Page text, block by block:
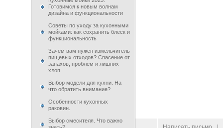
Готовимся к новым волнам
дизайна и функциональности
Советы по уходу за кухонными
мойками: как сохранить блеск и
функциональность
Зачем вам нужен измельчитель
пищевых отходов? Спасение от
запахов, проблем и лишних
хлоп
Выбор модели для кухни. На
что обратить внимание?
Особенности кухонных
раковин.
Выбор смесителя. Что важно